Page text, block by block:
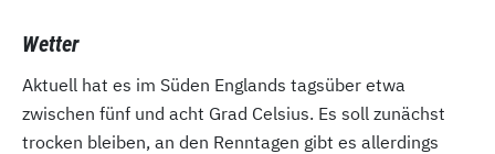
Wetter
Aktuell hat es im Süden Englands tagsüber etwa
zwischen fünf und acht Grad Celsius. Es soll zunächst
trocken bleiben, an den Renntagen gibt es allerdings